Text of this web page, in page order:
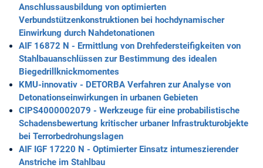
Anschlussausbildung von optimierten
Verbundstützenkonstruktionen bei hochdynamischer
Einwirkung durch Nahdetonationen
AIF 16872 N - Ermittlung von Drehfedersteifigkeiten von
Stahlbauanschlüssen zur Bestimmung des idealen
Biegedrillknickmomentes
KMU-innovativ - DETORBA Verfahren zur Analyse von
Detonationseinwirkungen in urbanen Gebieten
CIPS4000002079 - Werkzeuge für eine probabilistische
Schadensbewertung kritischer urbaner Infrastrukturobjekte
bei Terrorbedrohungslagen
AIF IGF 17220 N - Optimierter Einsatz intumeszierender
Anstriche im Stahlbau